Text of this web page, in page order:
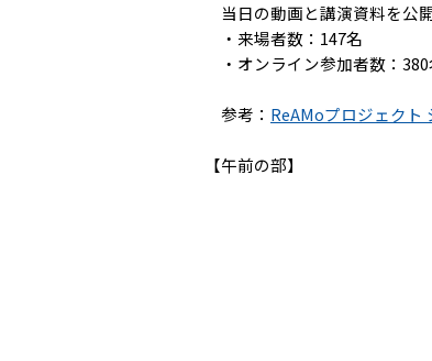
当日の動画と講演資料を公開
・来場者数：147名
・オンライン参加者数：380
参考： ReAMoプロジェクト
【午前の部】